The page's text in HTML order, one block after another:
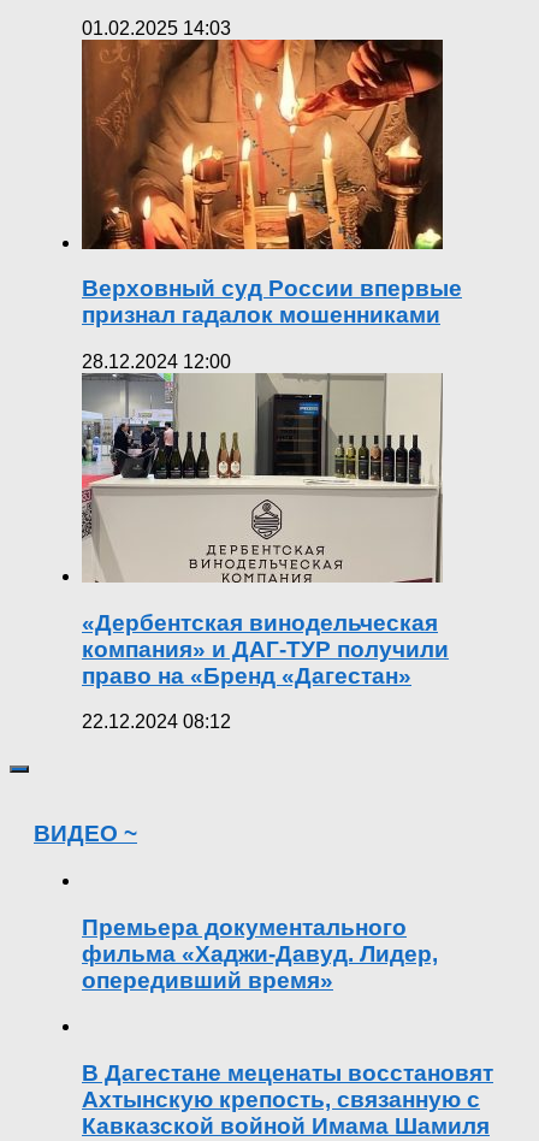
01.02.2025 14:03
Верховный суд России впервые
признал гадалок мошенниками
28.12.2024 12:00
«Дербентская винодельческая
компания» и ДАГ-ТУР получили
право на «Бренд «Дагестан»
22.12.2024 08:12
ВИДЕО ~
Премьера документального
фильма «Хаджи-Давуд. Лидер,
опередивший время»
В Дагестане меценаты восстановят
Ахтынскую крепость, связанную с
Кавказской войной Имама Шамиля